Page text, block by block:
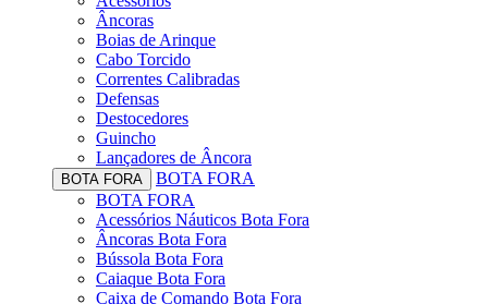
Âncoras
Boias de Arinque
Cabo Torcido
Correntes Calibradas
Defensas
Destocedores
Guincho
Lançadores de Âncora
BOTA FORA
BOTA FORA
BOTA FORA
Acessórios Náuticos Bota Fora
Âncoras Bota Fora
Bússola Bota Fora
Caiaque Bota Fora
Caixa de Comando Bota Fora